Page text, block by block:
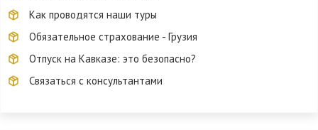
Как проводятся наши туры
Обязательное страхование - Грузия
Отпуск на Кавказе: это безопасно?
Связаться с консультантами